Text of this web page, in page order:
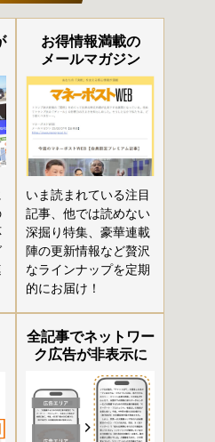
お得情報満載の
メールマガジン
いま読まれている注目
記事、他では読めない
深掘り特集、豪華連載
陣の更新情報など贅沢
なラインナップを定期
的にお届け！
全記事でネットワー
ク広告が非表示に